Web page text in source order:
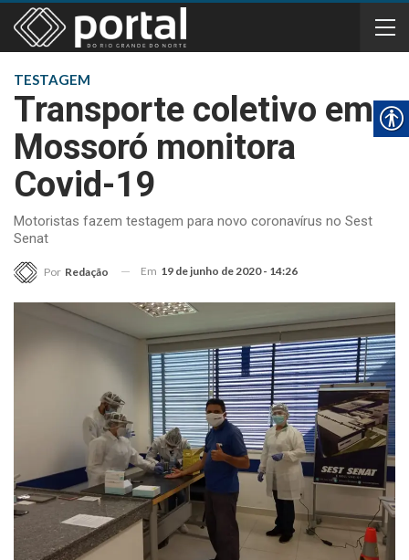
TESTAGEM
Transporte coletivo em
Mossoró monitora
Covid-19
Motoristas fazem testagem para novo coronavírus no Sest
Senat
Por Redação Em 19 de junho de 2020 - 14:26